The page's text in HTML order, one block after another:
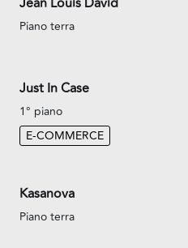
Piano terra
Just In Case
1° piano
E-COMMERCE
Kasanova
Piano terra